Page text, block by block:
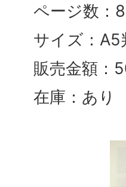
ページ数：
サイズ：A5
販売金額
在庫：あり